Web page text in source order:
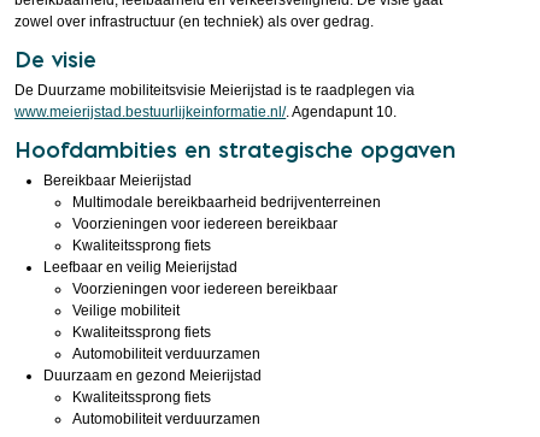
zowel over infrastructuur (en techniek) als over gedrag.
De visie
De Duurzame mobiliteitsvisie Meierijstad is te raadplegen via
www.meierijstad.bestuurlijkeinformatie.nl/. Agendapunt 10.
Hoofdambities en strategische opgaven
Bereikbaar Meierijstad
Multimodale bereikbaarheid bedrijventerreinen
Voorzieningen voor iedereen bereikbaar
Kwaliteitssprong fiets
Leefbaar en veilig Meierijstad
Voorzieningen voor iedereen bereikbaar
Veilige mobiliteit
Kwaliteitssprong fiets
Automobiliteit verduurzamen
Duurzaam en gezond Meierijstad
Kwaliteitssprong fiets
Automobiliteit verduurzamen